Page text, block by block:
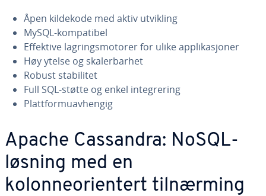
Åpen kildekode med aktiv utvikling
MySQL-kompatibel
Effektive lagringsmotorer for ulike applikasjoner
Høy ytelse og skalerbarhet
Robust stabilitet
Full SQL-støtte og enkel integrering
Plattformuavhengig
Apache Cassandra: NoSQL-
løsning med en
kolonneorientert tilnærming